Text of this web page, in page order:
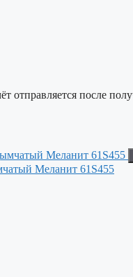
отправляется после
Меланит 61S455